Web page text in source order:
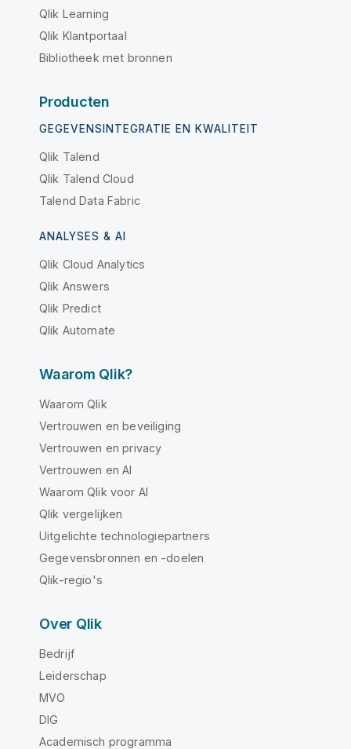
Qlik Learning
Qlik Klantportaal
Bibliotheek met bronnen
Producten
GEGEVENSINTEGRATIE EN KWALITEIT
Qlik Talend
Qlik Talend Cloud
Talend Data Fabric
ANALYSES & AI
Qlik Cloud Analytics
Qlik Answers
Qlik Predict
Qlik Automate
Waarom Qlik?
Waarom Qlik
Vertrouwen en beveiliging
Vertrouwen en privacy
Vertrouwen en AI
Waarom Qlik voor AI
Qlik vergelijken
Uitgelichte technologiepartners
Gegevensbronnen en -doelen
Qlik-regio's
Over Qlik
Bedrijf
Leiderschap
MVO
DIG
Academisch programma